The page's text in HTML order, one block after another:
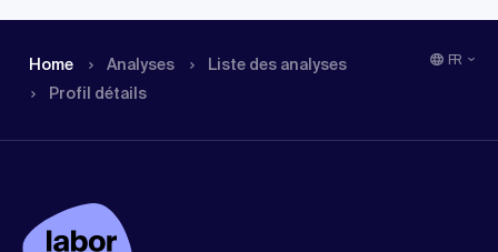
Home Analyses
Liste des analyses
Profil détails
FR